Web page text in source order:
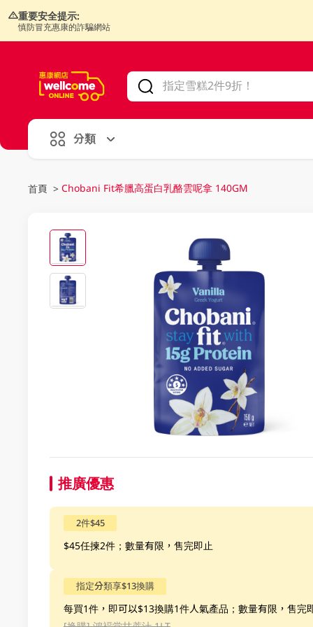
重要安全提示:
慎防冒充惠康的詐騙網站
分類
首頁 > Chobani Fit希臘高蛋白乳酪雲呢拿 140GM
推廣優惠
2件$45
$45任揀2件；數量有限，售完即止
指定分類享$13換購
每買1件，即可以$13換購1件人氣產品；數量有限，售完